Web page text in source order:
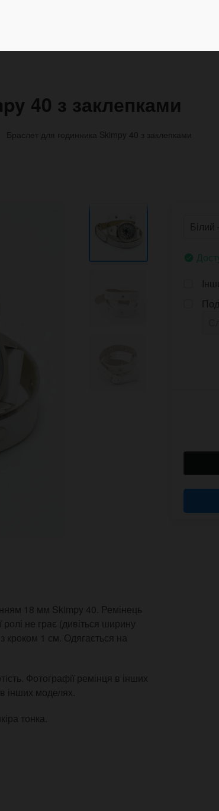
40 з заклепками
Браслет для годинника Skimpy 40 з заклепками
18 мм Skimpy 40. Ремінець
не грає (дивіться ширину
кроком 1 см. Одягається на
Фотографії ремінця в інших
інших моделях.
тонка.